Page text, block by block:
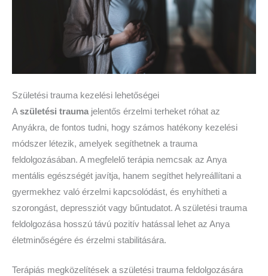
Születési trauma kezelési lehetőségei
Aszületési trauma jelentős érzelmi terheket róhat az
Anyákra, de fontos tudni, hogy számos hatékony kezelési
módszer létezik, amelyek segíthetnek a trauma
feldolgozásában. A megfelelő terápia nemcsak az Anya
mentális egészségét javítja, hanem segíthet helyreállítani a
gyermekhez való érzelmi kapcsolódást, és enyhítheti a
szorongást, depressziót vagy bűntudatot. A születési trauma
feldolgozása hosszú távú pozitív hatással lehet az Anya
életminőségére és érzelmi stabilitására.
Terápiás megközelítések a születési trauma feldolgozására